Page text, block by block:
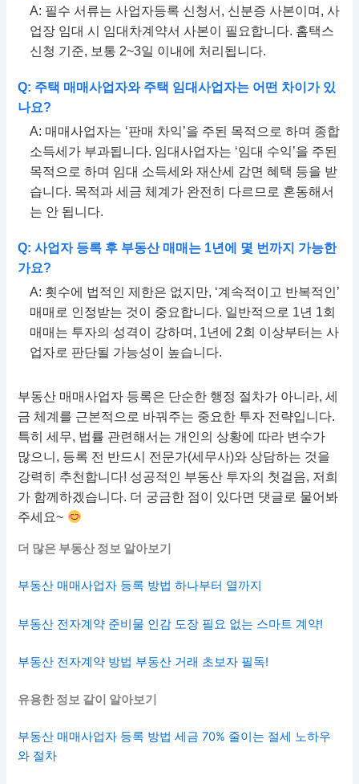
A: 필수 서류는 사업자등록 신청서, 신분증 사본이며, 사
업장 임대 시 임대차계약서 사본이 필요합니다. 홈택스
신청 기준, 보통 2~3일 이내에 처리됩니다.
Q: 주택 매매사업자와 주택 임대사업자는 어떤 차이가 있
나요?
A: 매매사업자는 ‘판매 차익’을 주된 목적으로 하며 종합
소득세가 부과됩니다. 임대사업자는 ‘임대 수익’을 주된
목적으로 하며 임대 소득세와 재산세 감면 혜택 등을 받
습니다. 목적과 세금 체계가 완전히 다르므로 혼동해서
는 안 됩니다.
Q: 사업자 등록 후 부동산 매매는 1년에 몇 번까지 가능한
가요?
A: 횟수에 법적인 제한은 없지만, ‘계속적이고 반복적인’
매매로 인정받는 것이 중요합니다. 일반적으로 1년 1회
매매는 투자의 성격이 강하며, 1년에 2회 이상부터는 사
업자로 판단될 가능성이 높습니다.
부동산 매매사업자 등록은 단순한 행정 절차가 아니라, 세
금 체계를 근본적으로 바꿔주는 중요한 투자 전략입니다.
특히 세무, 법률 관련해서는 개인의 상황에 따라 변수가
많으니, 등록 전 반드시 전문가(세무사)와 상담하는 것을
강력히 추천합니다! 성공적인 부동산 투자의 첫걸음, 저희
가 함께하겠습니다. 더 궁금한 점이 있다면 댓글로 물어봐
주세요~
더 많은 부동산 정보 알아보기
부동산 매매사업자 등록 방법 하나부터 열까지
부동산 전자계약 준비물 인감 도장 필요 없는 스마트 계약!
부동산 전자계약 방법 부동산 거래 초보자 필독!
유용한 정보 같이 알아보기
부동산 매매사업자 등록 방법 세금 70% 줄이는 절세 노하우
와 절차